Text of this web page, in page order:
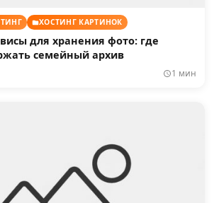
ХОСТИНГ КАРТИНОК
для хранения фото: где
семейный архив
1 мин